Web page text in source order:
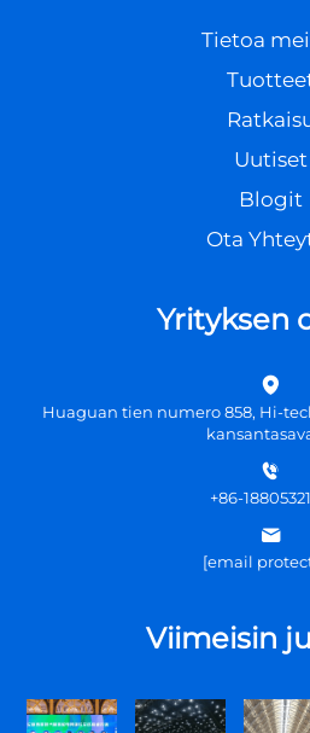
Tietoa
Uutiset
Blogit
Ota
Yrityksen
Huaguan tien numero 858, Hi-
+86-
[email
Viimeisin